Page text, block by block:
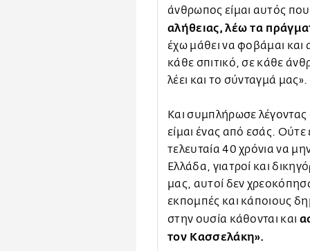
άνθρωπος είμαι αυτός
αλήθειας, λέω τα
έχω μάθει να φοβάμαι και
κάθε σπιτικό, σε κάθε
λέει και το σύνταγμά μας».
Και συμπλήρωσε λέγοντας
είμαι ένας από εσάς. Ούτε
τελευταία 40 χρόνια να
Ελλάδα, γιατροί και
μας, αυτοί δεν
εκπομπές και κάποιους
στην ουσία κάθονται και
τον Κασσελάκη».